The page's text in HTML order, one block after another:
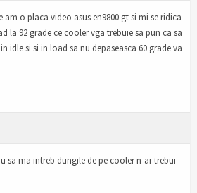
o placa video asus en9800 gt si mi se ridica
la 92 grade ce cooler vga trebuie sa pun ca sa
idle si si in load sa nu depaseasca 60 grade va
sa ma intreb dungile de pe cooler n-ar trebui